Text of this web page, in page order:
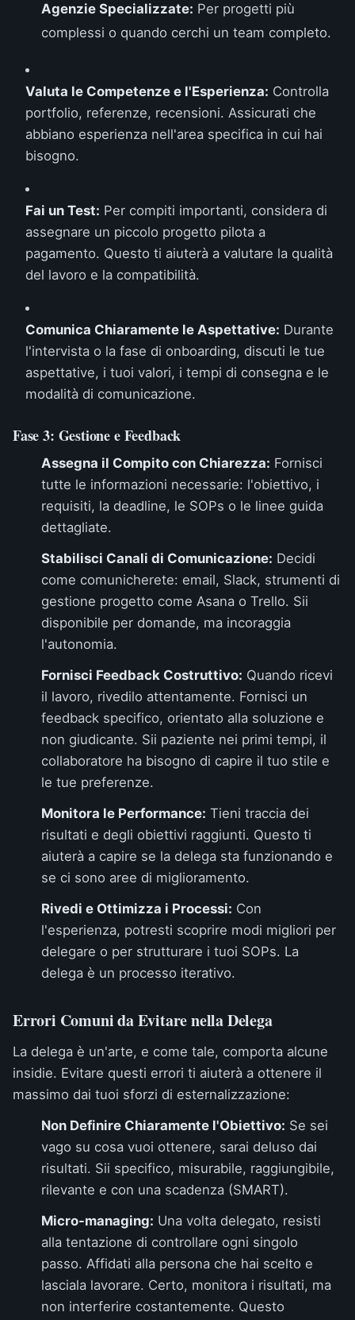
Agenzie Specializzate: Per progetti più
complessi o quando cerchi un team completo.
Valuta le Competenze e l'Esperienza: Controlla
portfolio, referenze, recensioni. Assicurati che
abbiano esperienza nell'area specifica in cui hai
bisogno.
Fai un Test: Per compiti importanti, considera di
assegnare un piccolo progetto pilota a
pagamento. Questo ti aiuterà a valutare la qualità
del lavoro e la compatibilità.
Comunica Chiaramente le Aspettative: Durante
l'intervista o la fase di onboarding, discuti le tue
aspettative, i tuoi valori, i tempi di consegna e le
modalità di comunicazione.
Fase 3: Gestione e Feedback
Assegna il Compito con Chiarezza: Fornisci
tutte le informazioni necessarie: l'obiettivo, i
requisiti, la deadline, le SOPs o le linee guida
dettagliate.
Stabilisci Canali di Comunicazione: Decidi
come comunicherete: email, Slack, strumenti di
gestione progetto come Asana o Trello. Sii
disponibile per domande, ma incoraggia
l'autonomia.
Fornisci Feedback Costruttivo: Quando ricevi
il lavoro, rivedilo attentamente. Fornisci un
feedback specifico, orientato alla soluzione e
non giudicante. Sii paziente nei primi tempi, il
collaboratore ha bisogno di capire il tuo stile e
le tue preferenze.
Monitora le Performance: Tieni traccia dei
risultati e degli obiettivi raggiunti. Questo ti
aiuterà a capire se la delega sta funzionando e
se ci sono aree di miglioramento.
Rivedi e Ottimizza i Processi: Con
l'esperienza, potresti scoprire modi migliori per
delegare o per strutturare i tuoi SOPs. La
delega è un processo iterativo.
Errori Comuni da Evitare nella Delega
La delega è un'arte, e come tale, comporta alcune
insidie. Evitare questi errori ti aiuterà a ottenere il
massimo dai tuoi sforzi di esternalizzazione:
Non Definire Chiaramente l'Obiettivo: Se sei
vago su cosa vuoi ottenere, sarai deluso dai
risultati. Sii specifico, misurabile, raggiungibile,
rilevante e con una scadenza (SMART).
Micro-managing: Una volta delegato, resisti
alla tentazione di controllare ogni singolo
passo. Affidati alla persona che hai scelto e
lasciala lavorare. Certo, monitora i risultati, ma
non interferire costantemente. Questo